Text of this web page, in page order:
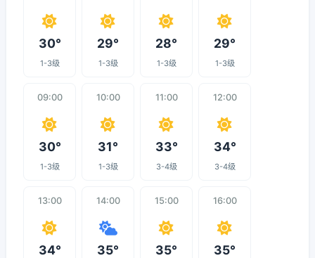
30°
1-3级
29°
1-3级
28°
1-3级
29°
1-3级
09:00
30°
1-3级
10:00
31°
1-3级
11:00
33°
3-4级
12:00
34°
3-4级
13:00
34°
14:00
35°
15:00
35°
16:00
35°